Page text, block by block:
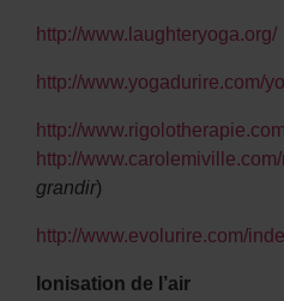
http://www.laughteryoga.org/
http://www.yogadurire.com/
http://
http://
grandir)
http://www.evolurire.com/
Ionisation de l’air